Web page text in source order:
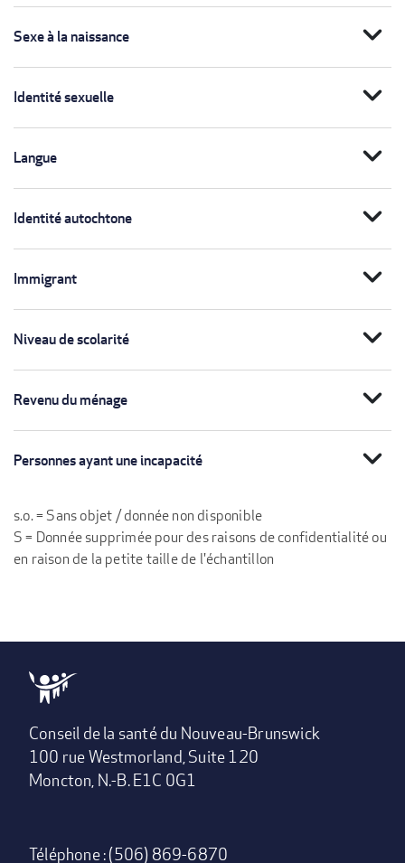
Sexe à la naissance expand_more
Identité sexuelle expand_more
Langue expand_more
Identité autochtone expand_more
Immigrant expand_more
Niveau de scolarité expand_more
Revenu du ménage expand_more
Personnes ayant une incapacité expand_more
s.o. = Sans objet / donnée non disponible
S = Donnée supprimée pour des raisons de confidentialité ou
en raison de la petite taille de l'échantillon
Conseil de la santé du Nouveau-Brunswick
100 rue Westmorland, Suite 120
Moncton, N.-B. E1C 0G1
Téléphone : (506) 869-6870